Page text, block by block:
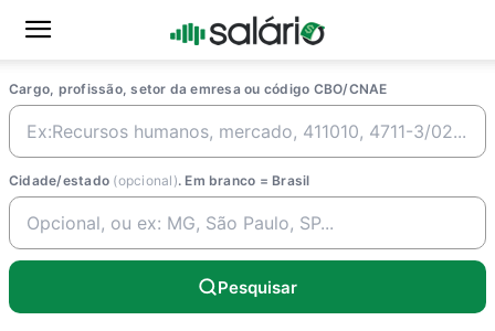
Cargo, profissão, setor da emresa ou código CBO/CNAE
Cidade/estado (opcional). Em branco = Brasil
Pesquisar